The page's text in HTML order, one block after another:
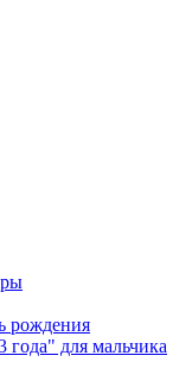
рождения
для мальчика